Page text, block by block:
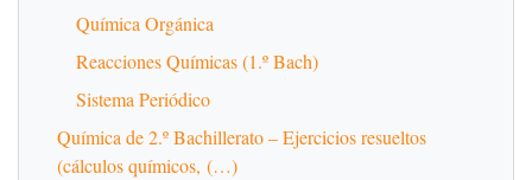
Química Orgánica
Reacciones Químicas (1.º Bach)
Sistema Periódico
Química de 2.º Bachillerato – Ejercicios resueltos
(cálculos químicos, (…)